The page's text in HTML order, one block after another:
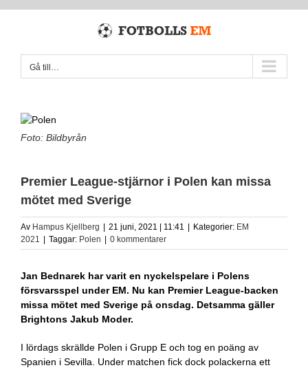
Gå till…
Foto: Bildbyrån
Premier League-stjärnor i Polen kan missa
mötet med Sverige
Av Hampus Kjellberg 21 juni, 2021 | 11:41 Kategorier: EM
2021
Taggar: Polen 0 kommentarer
Jan Bednarek har varit en nyckelspelare i Polens
försvarsspel under EM. Nu kan Premier League-backen
missa mötet med Sverige på onsdag. Detsamma gäller
Brightons Jakub Moder.
I lördags skrällde Polen i Grupp E och tog en poäng av
Spanien i Sevilla. Under matchen fick dock polackerna ett